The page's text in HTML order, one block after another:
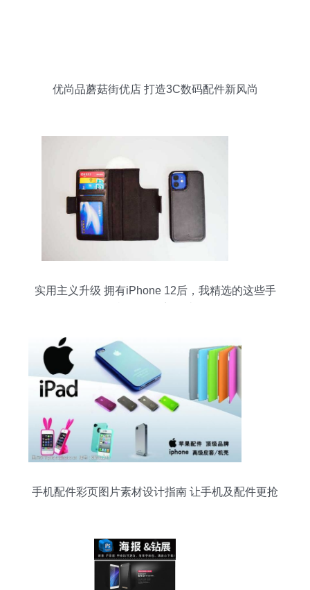
优尚品蘑菇街优店 打造3C数码配件新风尚
实用主义升级 拥有iPhone 12后，我精选的这些手
手机配件彩页图片素材设计指南 让手机及配件更抢